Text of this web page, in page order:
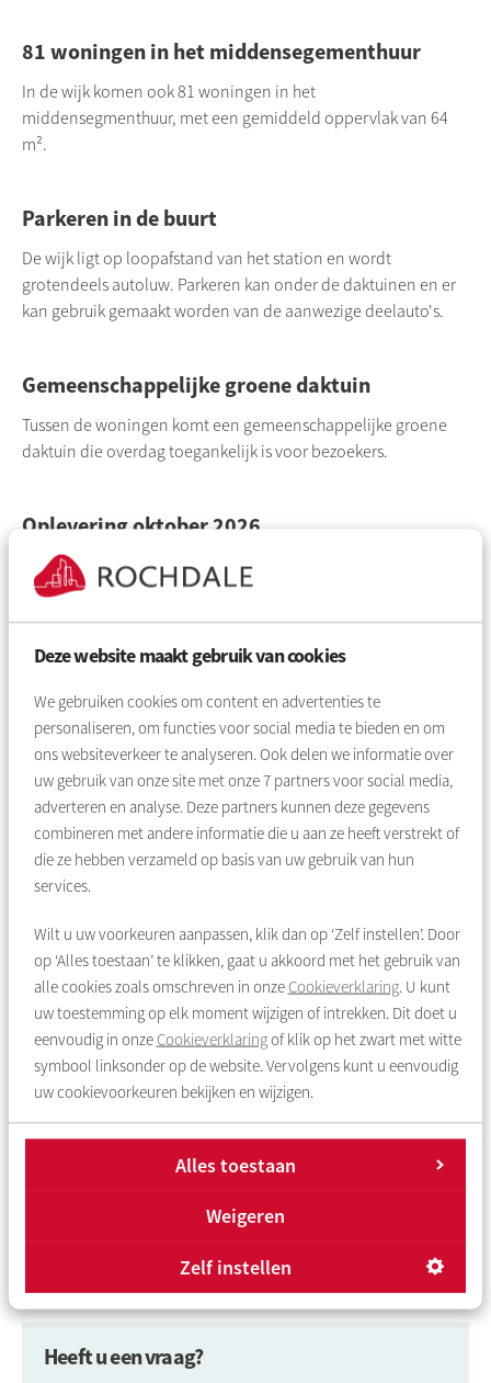
Deze website maakt gebruik van cookies
We gebruiken cookies om content en advertenties te
personaliseren, om functies voor social media te bieden en om
ons websiteverkeer te analyseren. Ook delen we informatie over
uw gebruik van onze site met onze7 partners voor social media,
adverteren en analyse. Deze partners kunnen deze gegevens
combineren met andere informatie die u aan ze heeft verstrekt of
die ze hebben verzameld op basis van uw gebruik van hun
services.
Wilt u uw voorkeuren aanpassen, klik dan op ‘Zelf instellen’. Door
op ‘Alles toestaan’ te klikken, gaat u akkoord met het gebruik van
alle cookies zoals omschreven in onze Cookieverklaring. U kunt
uw toestemming op elk moment wijzigen of intrekken. Dit doet u
eenvoudig in onze Cookieverklaringof klik op het zwart met witte
symbool linksonder op de website. Vervolgens kunt u eenvoudig
uw cookievoorkeuren bekijken en wijzigen.
Alles toestaan
Weigeren
Zelf instellen
81 woningen in het middensegementhuur
In de wijk komen ook 81 woningen in het
middensegmenthuur, met een gemiddeld oppervlak van 64
m².
Parkeren in de buurt
De wijk ligt op loopafstand van het station en wordt
grotendeels autoluw. Parkeren kan onder de daktuinen en er
kan gebruik gemaakt worden van de aanwezige deelauto's.
Gemeenschappelijke groene daktuin
Tussen de woningen komt een gemeenschappelijke groene
daktuin die overdag toegankelijk is voor bezoekers.
Oplevering oktober 2026
In 2023 zijn we gestart met de bouw. We verwachten alles rond
oktober 2026 af te hebben.
Zaandam maakt plaats voor een duurzame woonwijk
met 710 huurappartementen met speciale aandacht
voor de Zaanse starter. De wijk ligt op loopafstand van
het station en wordt grotendeels autoluw. Parkeren kan
onder daktuinen zodat in het gehele project geen auto
zichtbaar zal zijn.Het nieuwe woongebied ligt op een
milieu-belaste locatie, concreet betekent dit dat er
mogelijk overlast kan zijn op het gebied van geur en
betreffende emissies wel binnen de normen van wet- en
regelgeving blijven.
Veelgestelde vragen
Wat gaat Rochdale hier doen?
Terug naar overzicht
Heeft u een vraag?